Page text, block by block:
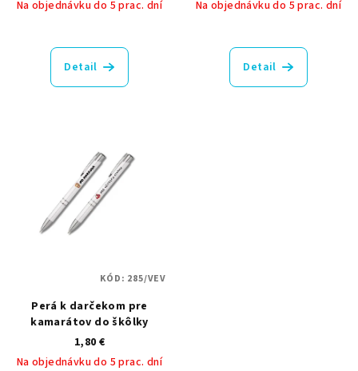
Na objednávku do 5 prac. dní
hodnotenie
produktu
Detail
Na objednávku do 5 prac. dní
hodnotenie
produktu
Detail
Perá k darčekom pre
kamarátov do škôlky
1,80 €
Na objednávku do 5 prac. dní
KÓD: 285/VEV